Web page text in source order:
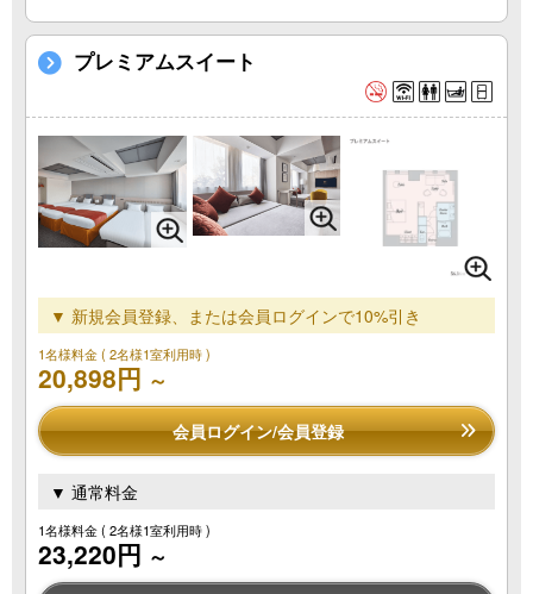
プレミアムスイート
▼ 新規会員登録、または会員ログインで10%引き
1名様料金( 2名様1室利用時 )
20,898円 ～
会員ログイン/会員登録
▼ 通常料金
1名様料金( 2名様1室利用時 )
23,220円 ～